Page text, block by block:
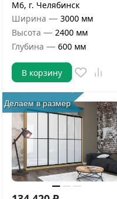
М6, г. Челябинск
Ширина — 3000 мм
Высота — 2400 мм
Глубина — 600 мм
В корзину
Делаем в размер